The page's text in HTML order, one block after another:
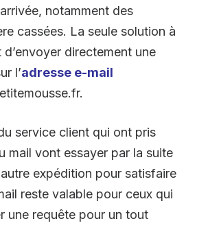
notamment des
cassées. La seule solution à
directement une
l’adresse e-mail
service client qui ont pris
mail vont essayer par la suite
expédition pour satisfaire
reste valable pour ceux qui
une requête pour un tout